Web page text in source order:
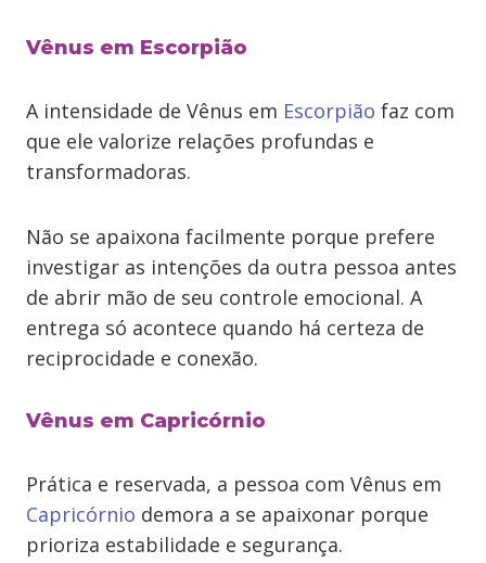
Vênus em Escorpião
A intensidade de Vênus em Escorpião faz com
que ele valorize relações profundas e
transformadoras.
Não se apaixona facilmente porque prefere
investigar as intenções da outra pessoa antes
de abrir mão de seu controle emocional. A
entrega só acontece quando há certeza de
reciprocidade e conexão.
Vênus em Capricórnio
Prática e reservada, a pessoa com Vênus em
Capricórnio demora a se apaixonar porque
prioriza estabilidade e segurança.